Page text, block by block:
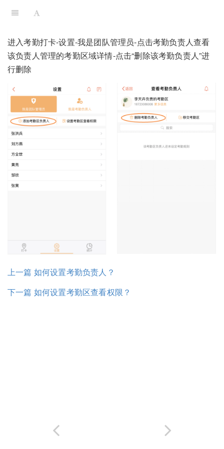
进入考勤打卡-设置-我是团队管理员-点击考勤负责人查看
该负责人管理的考勤区域详情-点击“删除该考勤负责人”进
行删除
上一篇 如何设置考勤负责人？
下一篇 如何设置考勤区查看权限？